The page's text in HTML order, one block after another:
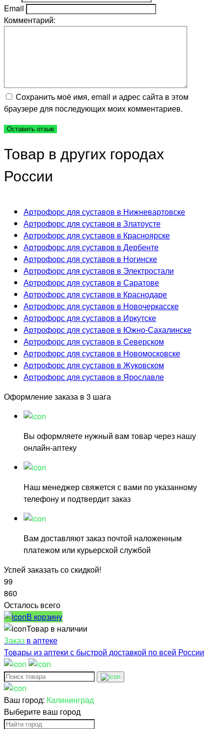
Email
Комментарий:
Сохранить моё имя, email и адрес сайта в этом
браузере для последующих моих комментариев.
Товар в других городах
России
Артрофорс для суставов в Нижневартовске
Артрофорс для суставов в Златоусте
Артрофорс для суставов в Красноярске
Артрофорс для суставов в Дербенте
Артрофорс для суставов в Ногинске
Артрофорс для суставов в Электростали
Артрофорс для суставов в Саратове
Артрофорс для суставов в Краснодаре
Артрофорс для суставов в Новочеркасске
Артрофорс для суставов в Иркутске
Артрофорс для суставов в Южно-Сахалинске
Артрофорс для суставов в Северском
Артрофорс для суставов в Новомосковске
Артрофорс для суставов в Жуковском
Артрофорс для суставов в Ярославле
Оформление заказа в 3 шага
Вы оформляете нужный вам товар через нашу
онлайн-аптеку
Наш менеджер свяжется с вами по указанному
телефону и подтвердит заказ
Вам доставляют заказ почтой наложенным
платежом или курьерской службой
Успей заказать со скидкой!
99
860
Осталось всего
В корзину
Товар в наличии
Заказ в аптеке
Товары из аптеки с быстрой доставкой по всей России
Ваш город: Калининград
Выберите ваш город